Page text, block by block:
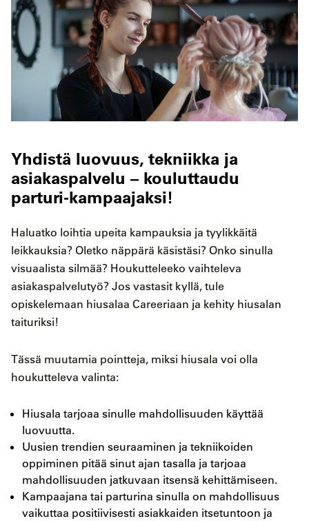
Yhdistä luovuus, tekniikka ja
asiakaspalvelu – kouluttaudu
parturi-kampaajaksi!
Haluatko loihtia upeita kampauksia ja tyylikkäitä
leikkauksia? Oletko näppärä käsistäsi? Onko sinulla
visuaalista silmää? Houkutteleeko vaihteleva
asiakaspalvelutyö? Jos vastasit kyllä, tule
opiskelemaan hiusalaa Careeriaan ja kehity hiusalan
taituriksi!
Tässä muutamia pointteja, miksi hiusala voi olla
houkutteleva valinta:
Hiusala tarjoaa sinulle mahdollisuuden käyttää
luovuutta.
Uusien trendien seuraaminen ja tekniikoiden
oppiminen pitää sinut ajan tasalla ja tarjoaa
mahdollisuuden jatkuvaan itsensä kehittämiseen.
Kampaajana tai parturina sinulla on mahdollisuus
vaikuttaa positiivisesti asiakkaiden itsetuntoon ja